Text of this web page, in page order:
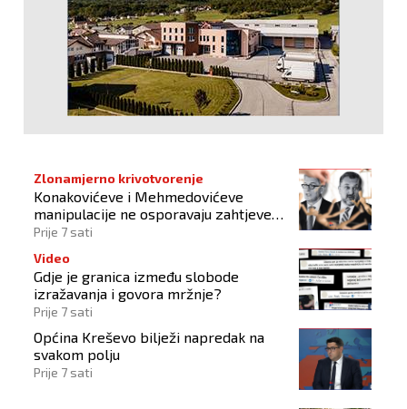
Zlonamjerno krivotvorenje
Konakovićeve i Mehmedovićeve
manipulacije ne osporavaju zahtjeve
Hrvata
Prije 7 sati
Video
Gdje je granica između slobode
izražavanja i govora mržnje?
Prije 7 sati
Općina Kreševo bilježi napredak na
svakom polju
Prije 7 sati